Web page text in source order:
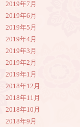
2019年7月
2019年6月
2019年5月
2019年4月
2019年3月
2019年2月
2019年1月
2018年12月
2018年11月
2018年10月
2018年9月